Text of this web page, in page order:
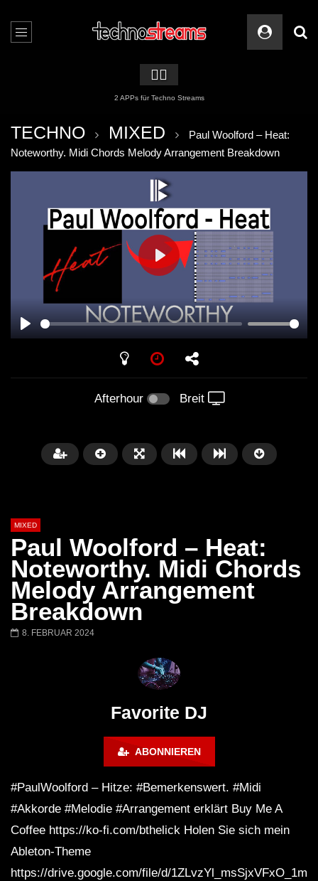
🏳️‍🌈
2 APPs für Techno Streams
TECHNO MIXED
Paul Woolford – Heat:
Noteworthy. Midi Chords Melody Arrangement Breakdown
PLAY
PLAY
Afterhour Breit
Später
Barbara Lago @ Kappa
FuturFestival 2024
MIXED
Paul Woolford – Heat:
Noteworthy. Midi Chords
Melody Arrangement
Breakdown
8. FEBRUAR 2024
Favorite DJ
ABONNIEREN
#PaulWoolford – Hitze: #Bemerkenswert. #Midi
#Akkorde #Melodie #Arrangement erklärt Buy Me A
Coffee https://ko-fi.com/bthelick Holen Sie sich mein
Ableton-Theme
https://drive.google.com/file/d/